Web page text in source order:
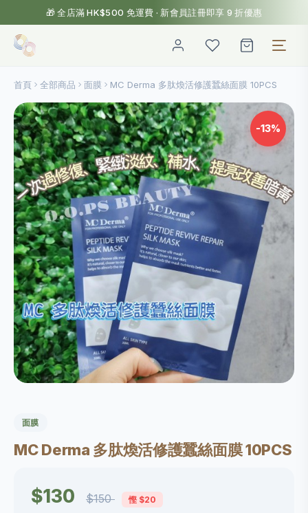
🎁 全店滿 HK$500 免運費 · 新會員註冊即享 9 折優惠
首頁 全部商品 面膜 MC Derma 多肽煥活修護蠶絲面膜 10PCS
-13%
面膜
MC Derma 多肽煥活修護蠶絲面膜 10PCS
$130 $150 慳 $20